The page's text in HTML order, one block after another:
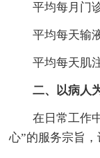
平均每月门
平均每天输
平均每天肌
二、以病人
在日常工作
心”的服务宗旨，